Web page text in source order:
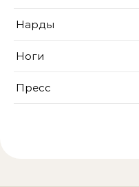
Нарды
Ноги
Пресс